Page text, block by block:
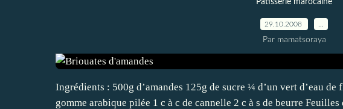
Patisserie marocaine
29.10.2008
Par mamatsoraya
Ingrédients : 500g d’amandes 125g de sucre ¼ d’un vert d’eau
gomme arabique pilée 1 c à c de cannelle 2 c à s de beurre